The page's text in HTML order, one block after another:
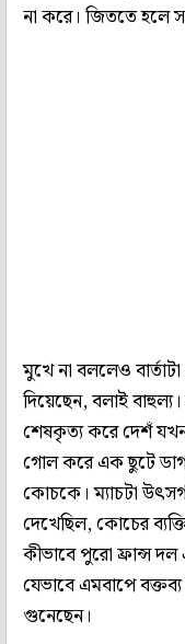
না করে। জিততে হলে
মুখে না বললেও
দিয়েছেন, বলাই
শেষকৃত্য করে দেশঁ
গোল করে এক ছুটে
কোচকে। ম্যাচটা
দেখেছিল, কোচের
কীভাবে পুরো ফ্রান্স দল
যেভাবে এমবাপে
গুনেছেন।